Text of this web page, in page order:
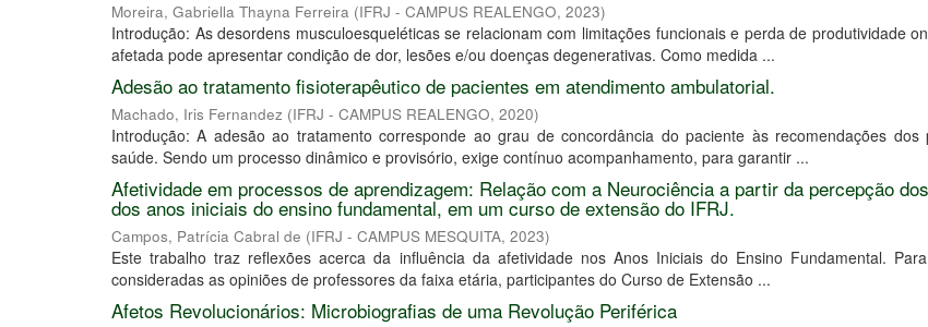
Moreira, Gabriella Thayna Ferreira (IFRJ - CAMPUS REALENGO, 2023)
Introdução: As desordens musculoesqueléticas se relacionam com limitações funcionais e perda de produtividade
afetada pode apresentar condição de dor, lesões e/ou doenças degenerativas. Como medida ...
Adesão ao tratamento fisioterapêutico de pacientes em atendimento ambulatorial.
Machado, Iris Fernandez (IFRJ - CAMPUS REALENGO, 2020)
Introdução: A adesão ao tratamento corresponde ao grau de concordância do paciente às recomendações dos
saúde. Sendo um processo dinâmico e provisório, exige contínuo acompanhamento, para garantir ...
Afetividade em processos de aprendizagem: Relação com a Neurociência a partir da percepção
dos anos iniciais do ensino fundamental, em um curso de extensão do IFRJ.
Campos, Patrícia Cabral de (IFRJ - CAMPUS MESQUITA, 2023)
Este trabalho traz reflexões acerca da influência da afetividade nos Anos Iniciais do Ensino Fundamental.
consideradas as opiniões de professores da faixa etária, participantes do Curso de Extensão ...
Afetos Revolucionários: Microbiografias de uma Revolução Periférica